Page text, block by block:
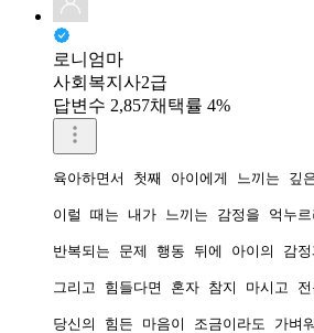
로니엄마
사회복지사2급
답변수 2,857채택률 4%
육아하면서 첫째 아이에게 느끼는
이럴 때는 내가 느끼는 감정을 억누
반복되는 문제 행동 뒤에 아이의 감
그리고 힘들다면 혼자 참지 마시고
당신의 힘든 마음이 조금이라도 가